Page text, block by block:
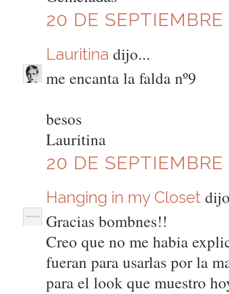
20 DE
Lauritina dijo...
me encanta la falda nº9
besos
Lauritina
20 DE
Hanging in my Closet
Gracias bombnes!!
Creo que no me habia
fueran para usarlas por la
para el look que muestro